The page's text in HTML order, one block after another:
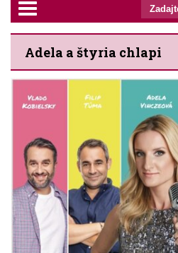
prepnut_navigaciu
Adela a štyria chlapi